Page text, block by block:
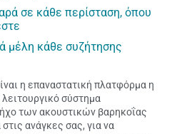
σε κάθε περίσταση, όπου
μέλη κάθε συζήτησης
η επαναστατική πλατφόρμα η
σύστημα
των ακουστικών βαρηκοΐας
ανάγκες σας, για να